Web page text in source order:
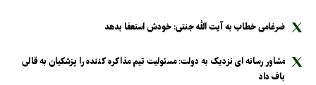
ضرغامی خطاب به آیت الله جنتی: خودش استعفا بدهد
مشاور رسانه ای نزدیک به دولت: مسئولیت تیم مذاکره کننده را پزشکیان به قالی
باف داد